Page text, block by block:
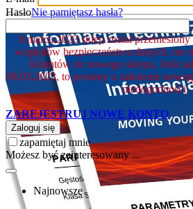
HasłoNie pamiętasz hasła?
8.marca.2023 sklep został
względów bezpieczeństwa danych, nie
Klientów do nowego sklepu. Jeśli
08.03.2023, to prosimy o założenie
niedogodności.
ZAREJESTRUJ NOWE KONTO
Zaloguj się
zapamiętaj mnie
Możesz być zainteresowany ...
Najnowsze